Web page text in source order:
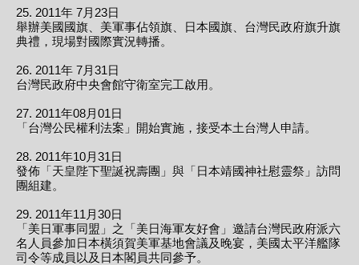
25. 2011年 7月23日
舉辦美國國旗、美軍事佔領旗、日本國旗、台灣民政府旗升旗
典禮，現場對國際實況轉播。
26. 2011年 7月31日
台灣民政府中央會館守衛室完工啟用。
27. 2011年08月01日
「台灣公民權利法案」開始實施，接受本土台灣人申請。
28. 2011年10月31日
發佈「天皇陛下聖誕祝壽團」與「日本靖國神社慰靈祭」訪問
團組建。
29. 2011年11月30日
「美日軍事同盟」之「美日海軍友好會」邀請台灣民政府派六
名人員參加日本橫須賀美軍基地會議及晚宴，美國太平洋艦隊
司令等成員以及日本閣員共同參予。